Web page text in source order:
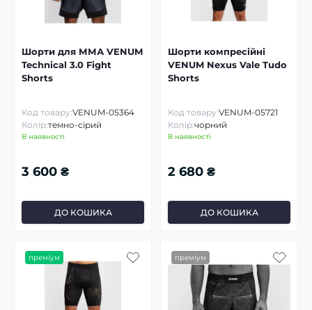
Шорти для ММА VENUM
Technical 3.0 Fight
Shorts
Код товару:VENUM-05364
Колір:темно-сірий
В наявності
3 600 ₴
ДО КОШИКА
Шорти компресійні
VENUM Nexus Vale Tudo
Shorts
Код товару:VENUM-05721
Колір:чорний
В наявності
2 680 ₴
ДО КОШИКА
преміум преміум